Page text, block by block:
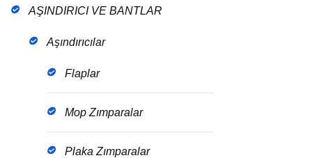
AŞINDIRICI VE BANTLAR
Aşındırıcılar
Flaplar
Mop Zımparalar
Plaka Zımparalar